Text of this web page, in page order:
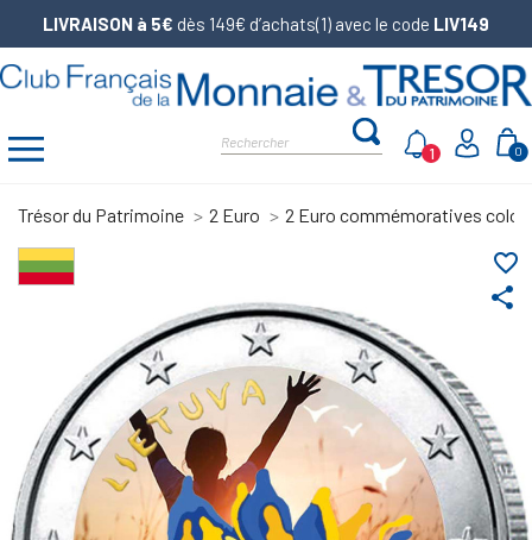
LIVRAISON à 5€ dès 149€ d’achats(1) avec le code LIV149
0
1
Trésor du Patrimoine 2 Euro 2 Euro commémoratives
share
favorite_border